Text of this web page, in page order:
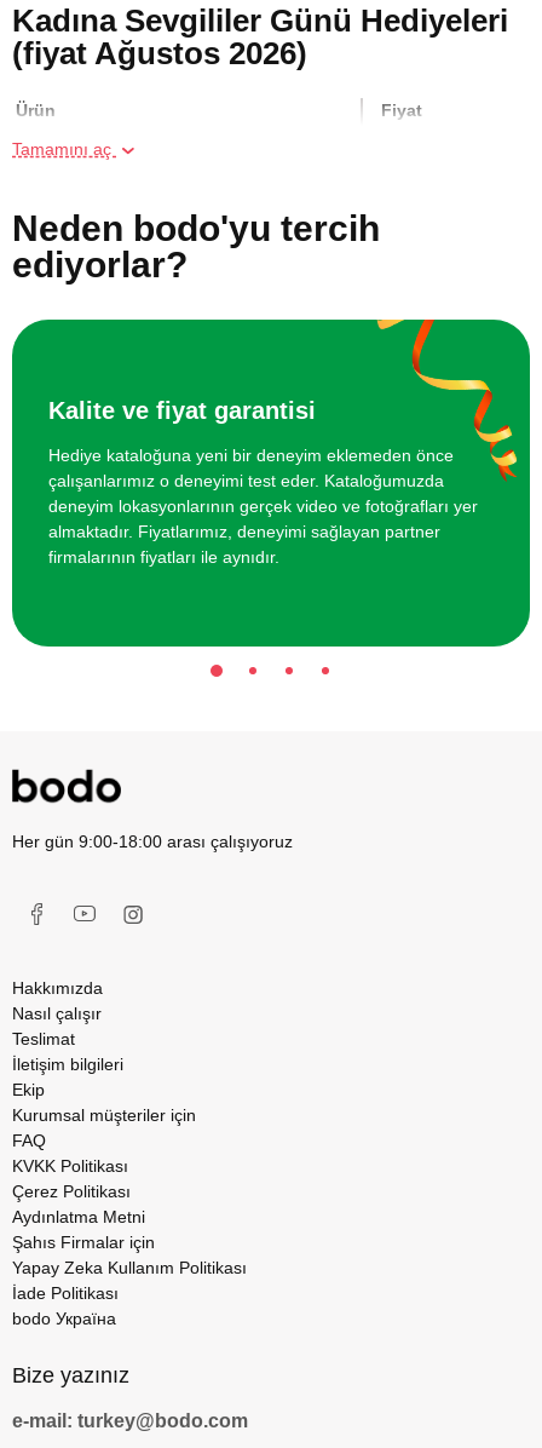
Kadına Sevgililer Günü Hediyeleri
(fiyat Ağustos 2026)
Ürün Fiyat
Binicilik Kursu
Arkadaş Grubu için İpli Parkur 2000 TL
1600 TL
Arkadaş Grubu için Ok Atışı Eğitimi 800 TL
Arkadaş Grubu İçin Zip Roler Coaster 1400 TL
Tamamını aç
Neden bodo'yu tercih
ediyorlar?
Kalite ve fiyat garantisi
Hediye kataloğuna yeni bir deneyim eklemeden önce
çalışanlarımız o deneyimi test eder. Kataloğumuzda
deneyim lokasyonlarının gerçek video ve fotoğrafları yer
almaktadır. Fiyatlarımız, deneyimi sağlayan partner
firmalarının fiyatları ile aynıdır.
Her gün 9:00-18:00 arası çalışıyoruz
Hakkımızda
Nasıl çalışır
Teslimat
İletişim bilgileri
Ekip
Kurumsal müşteriler için
FAQ
KVKK Politikası
Çerez Politikası
Aydınlatma Metni
Şahıs Firmalar için
Yapay Zeka Kullanım Politikası
İade Politikası
bodo Україна
Bize yazınız
e-mail: turkey@bodo.com